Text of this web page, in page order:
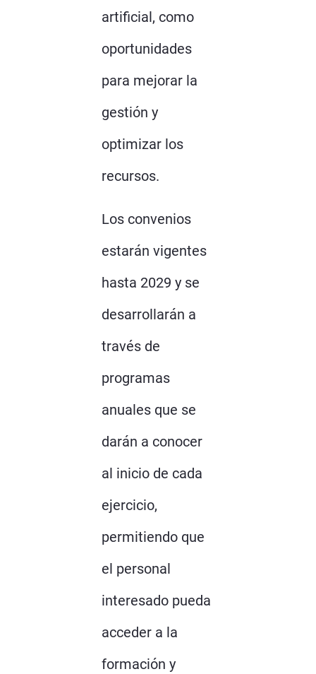
artificial, como
oportunidades
para mejorar la
gestión y
optimizar los
recursos.
Los convenios
estarán vigentes
hasta 2029 y se
desarrollarán a
través de
programas
anuales que se
darán a conocer
al inicio de cada
ejercicio,
permitiendo que
el personal
interesado pueda
acceder a la
formación y